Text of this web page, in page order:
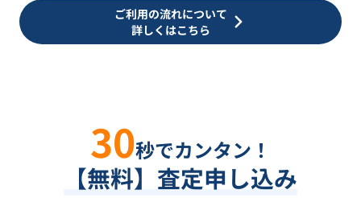
ご利用の流れについて
詳しくはこちら
30秒でカンタン！
【無料】査定申し込み